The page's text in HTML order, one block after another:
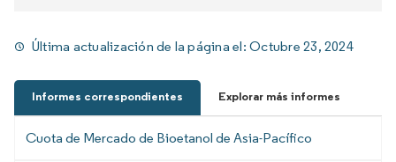
Última actualización de la página el:Octubre 23, 2024
Informes correspondientes Explorar más informes
Cuota de Mercado de Bioetanol de Asia-Pacífico